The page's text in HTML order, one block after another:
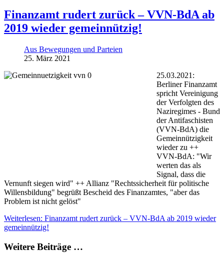
Finanzamt rudert zurück – VVN-BdA ab
2019 wieder gemeinnützig!
Aus Bewegungen und Parteien
25. März 2021
25.03.2021:
Berliner Finanzamt
spricht Vereinigung
der Verfolgten des
Naziregimes - Bund
der Antifaschisten
(VVN-BdA) die
Gemeinnützigkeit
wieder zu ++
VVN-BdA: "Wir
werten das als
Signal, dass die
Vernunft siegen wird" ++ Allianz "Rechtssicherheit für politische
Willensbildung" begrüßt Bescheid des Finanzamtes, "aber das
Problem ist nicht gelöst"
Weiterlesen: Finanzamt rudert zurück – VVN-BdA ab 2019 wieder
gemeinnützig!
Weitere Beiträge …